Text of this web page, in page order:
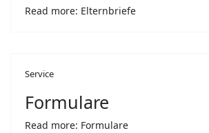
Read more: Elternbriefe
Service
Formulare
Read more: Formulare